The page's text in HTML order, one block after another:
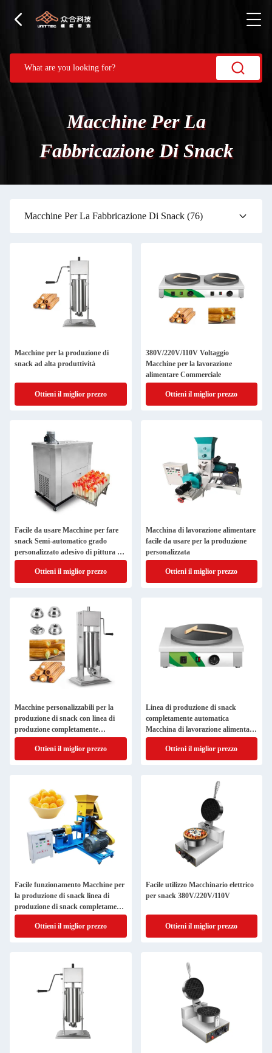
Macchine Per La
Fabbricazione Di Snack
Macchine Per La Fabbricazione Di Snack (76)
Macchine per la produzione di
snack ad alta produttività
Ottieni il miglior prezzo
380V/220V/110V Voltaggio
Macchine per la lavorazione
alimentare Commerciale
Ottieni il miglior prezzo
Facile da usare Macchine per fare
snack Semi-automatico grado
personalizzato adesivo di pittura a
colori
Ottieni il miglior prezzo
Macchina di lavorazione alimentare
facile da usare per la produzione
personalizzata
Ottieni il miglior prezzo
Macchine personalizzabili per la
produzione di snack con linea di
produzione completamente
automatica e adesivo di verniciatura
a coloriOttieni il miglior prezzo
Linea di produzione di snack
completamente automatica
Macchina di lavorazione alimentare
per macchine avanzate di
produzione alimentare
Ottieni il miglior prezzo
Facile funzionamento Macchine per
la produzione di snack linea di
produzione di snack completamente
automatica con adesivo di pittura a
colori personalizzato
Ottieni il miglior prezzo
Facile utilizzo Macchinario elettrico
per snack 380V/220V/110V
Ottieni il miglior prezzo